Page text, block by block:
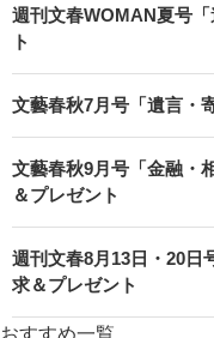
週刊文春WOMAN夏号
ト
文藝春秋7月号「遺言・
文藝春秋9月号「金融・
＆プレゼント
週刊文春8月13日・20日
求＆プレゼント
おすすめ一覧